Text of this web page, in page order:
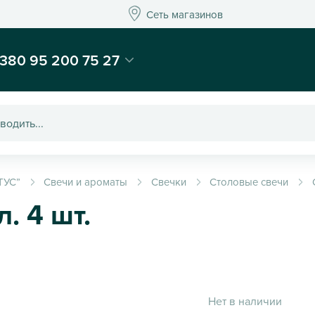
Сеть магазиновСеть магазинов
магазин подарков и декора - Kaktus
95 200 75 27
Свечи и ароматы Свечки Столовые свечи
4 шт.
Нет в наличии